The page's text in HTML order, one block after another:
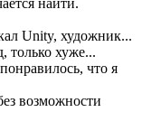
Unity, художник...
только хуже...
что я
возможности